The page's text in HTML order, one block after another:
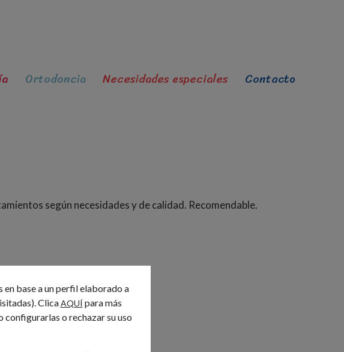
Ortodoncia Necesidades especiales Contacto
según necesidades y de calidad. Recomendable.
base a un perfil elaborado a
ClicaAQUÍpara más
o rechazar su uso